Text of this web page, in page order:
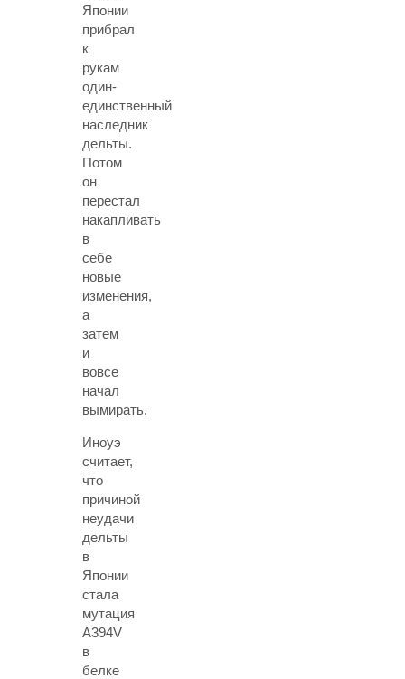
Японии
прибрал
к
рукам
один-
единственный
наследник
дельты.
Потом
он
перестал
накапливать
в
себе
новые
изменения,
а
затем
и
вовсе
начал
вымирать.
Иноуэ
считает,
что
причиной
неудачи
дельты
в
Японии
стала
мутация
A394V
в
белке